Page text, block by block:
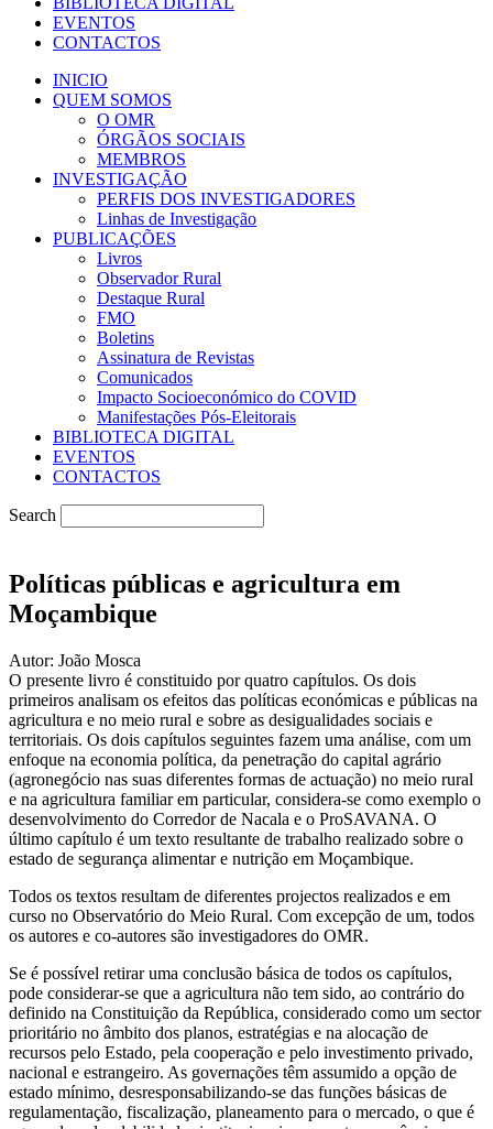
EVENTOS
CONTACTOS
INICIO
QUEM SOMOS
O OMR
ÓRGÃOS SOCIAIS
MEMBROS
INVESTIGAÇÃO
PERFIS DOS INVESTIGADORES
Linhas de Investigação
PUBLICAÇÕES
Livros
Observador Rural
Destaque Rural
FMO
Boletins
Assinatura de Revistas
Comunicados
Impacto Socioeconómico do COVID
Manifestações Pós-Eleitorais
BIBLIOTECA DIGITAL
EVENTOS
CONTACTOS
Search
Políticas públicas e agricultura em
Moçambique
Autor: João Mosca
O presente livro é constituido por quatro capítulos. Os dois
primeiros analisam os efeitos das políticas económicas e públicas na
agricultura e no meio rural e sobre as desigualidades sociais e
territoriais. Os dois capítulos seguintes fazem uma análise, com um
enfoque na economia política, da penetração do capital agrário
(agronegócio nas suas diferentes formas de actuação) no meio rural
e na agricultura familiar em particular, considera-se como exemplo o
desenvolvimento do Corredor de Nacala e o ProSAVANA. O
último capítulo é um texto resultante de trabalho realizado sobre o
estado de segurança alimentar e nutrição em Moçambique.
Todos os textos resultam de diferentes projectos realizados e em
curso no Observatório do Meio Rural. Com excepção de um, todos
os autores e co-autores são investigadores do OMR.
Se é possível retirar uma conclusão básica de todos os capítulos,
pode considerar-se que a agricultura não tem sido, ao contrário do
definido na Constituição da República, considerado como um sector
prioritário no âmbito dos planos, estratégias e na alocação de
recursos pelo Estado, pela cooperação e pelo investimento privado,
nacional e estrangeiro. As governações têm assumido a opção de
estado mínimo, desresponsabilizando-se das funções básicas de
regulamentação, fiscalização, planeamento para o mercado, o que é